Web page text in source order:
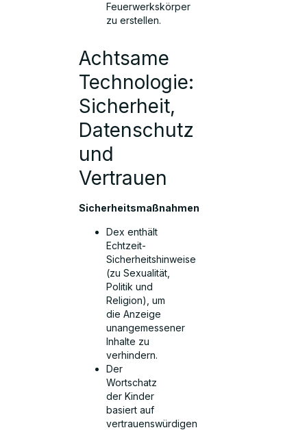
Feuerwerkskörper
zu erstellen.
Achtsame
Technologie:
Sicherheit,
Datenschutz
und
Vertrauen
Sicherheitsmaßnahmen
Dex enthält
Echtzeit-
Sicherheitshinweise
(zu Sexualität,
Politik und
Religion), um
die Anzeige
unangemessener
Inhalte zu
verhindern.
Der
Wortschatz
der Kinder
basiert auf
vertrauenswürdigen